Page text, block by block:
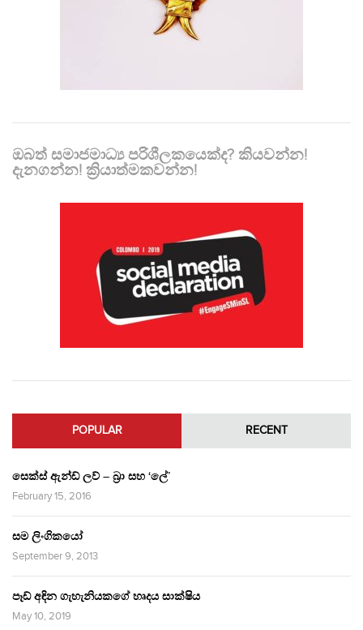
ඔබත් සමාජමාධ්‍ය පරිශීලකයෙක්ද? කියවන්න!
දැනගන්න! ක්‍රියාත්මකවන්න!
POPULAR RECENT
සෙක්ස් ඇන්ඩ් ලව් – බ්‍රා සහ ‘ලේ’
February 15, 2016
සම ලිංගිකයෝ
September 9, 2013
පෑඩ් අඳින ගැහැනියකගේ හෘදය සාක්ෂිය
May 10, 2019